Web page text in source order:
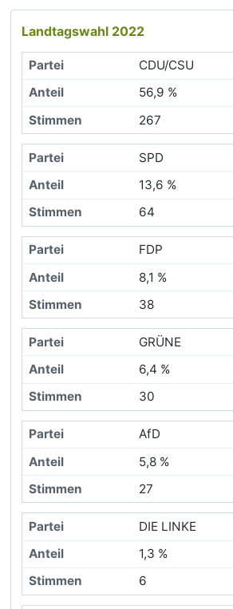
Landtagswahl 2022
CDU/CSU
56,9 %
267
SPD
13,6 %
64
FDP
8,1 %
38
GRÜNE
6,4 %
30
AfD
5,8 %
27
DIE LINKE
1,3 %
6